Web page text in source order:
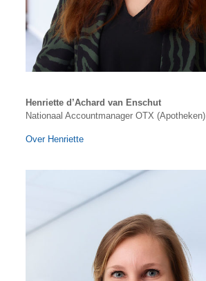
Henriette d’Achard van Enschut
Nationaal Accountmanager OTX (Apotheken)
Over Henriette